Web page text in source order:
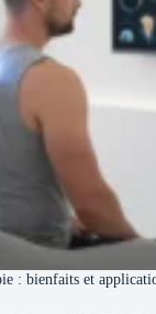
: bienfaits et